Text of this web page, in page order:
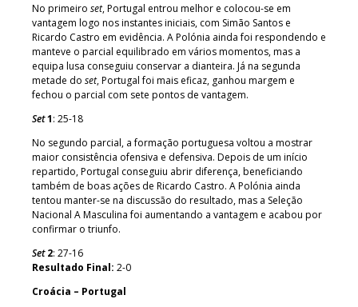
No primeiro set, Portugal entrou melhor e colocou-se em
vantagem logo nos instantes iniciais, com Simão Santos e
Ricardo Castro em evidência. A Polónia ainda foi respondendo e
manteve o parcial equilibrado em vários momentos, mas a
equipa lusa conseguiu conservar a dianteira. Já na segunda
metade do set, Portugal foi mais eficaz, ganhou margem e
fechou o parcial com sete pontos de vantagem.
Set1: 25-18
No segundo parcial, a formação portuguesa voltou a mostrar
maior consistência ofensiva e defensiva. Depois de um início
repartido, Portugal conseguiu abrir diferença, beneficiando
também de boas ações de Ricardo Castro. A Polónia ainda
tentou manter-se na discussão do resultado, mas a Seleção
Nacional A Masculina foi aumentando a vantagem e acabou por
confirmar o triunfo.
Set2: 27-16
Resultado Final: 2-0
Croácia – Portugal